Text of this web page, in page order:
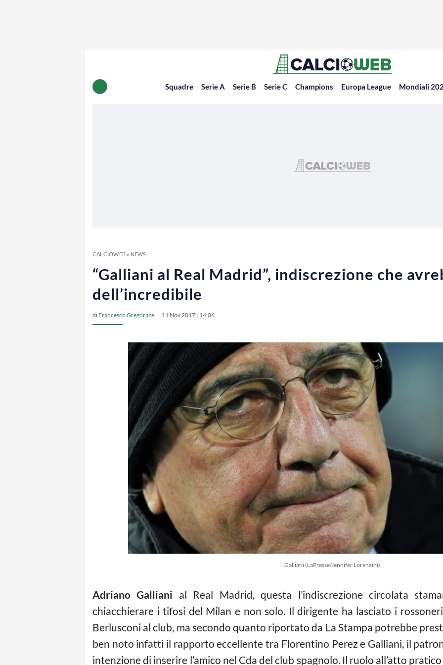
Squadre Serie A Serie B Serie C Champions Europa League Mondiali
CALCIOWEB» NEWS
“Galliani al Real Madrid”, indiscrezione che
dell’incredibile
di Francesco Gregorace 11 Nov 2017 | 14:06
Galliani (LaPresse/Jennifer Lorenzini)
Adriano Galliani al Real Madrid, questa l’indiscrezione circolata
chiacchierare i tifosi del Milan e non solo. Il dirigente ha lasciato i
Berlusconi al club, ma secondo quanto riportato da La Stampa potrebbe
ben noto infatti il rapporto eccellente tra Florentino Perez e Galliani, il
intenzione di inserire l’amico nel Cda del club spagnolo. Il ruolo all’atto